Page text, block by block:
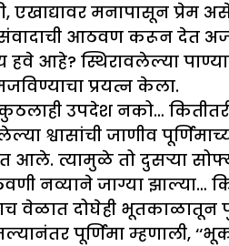
एखाद्यावर मनापासून प्रेम
संवादाची आठवण करून देत
हवे आहे? स्थिरावलेल्या
प्रयत्न केला.
उपदेश नको…
श्वासांची जाणीव
आले. त्यामुळे तो दुसऱ्या
नव्याने जाग्या झाल्या…
वेळात दोघेही भूतकाळातून
पूर्णिमा म्हणाली,